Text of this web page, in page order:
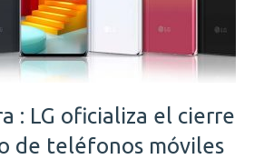
: LG oficializa el cierre
de teléfonos móviles